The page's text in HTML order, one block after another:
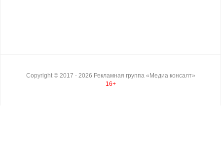
Copyright © 2017 - 2026 Рекламная группа «Медиа консалт»
16+